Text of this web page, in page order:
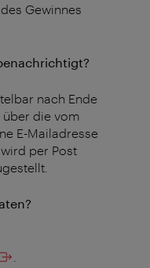
Gewinnes
nach Ende
über die vom
E-Mailadresse
per Post